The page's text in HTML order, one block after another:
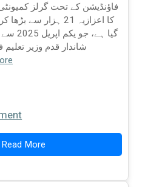
فاؤنڈیشن کے تحت گرلز
گیا
شاندار قدم وزیر
Read More